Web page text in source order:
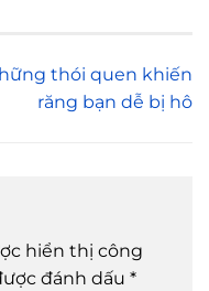
thói quen khiến
răng bạn dễ bị hô
hiển thị công
đánh dấu *